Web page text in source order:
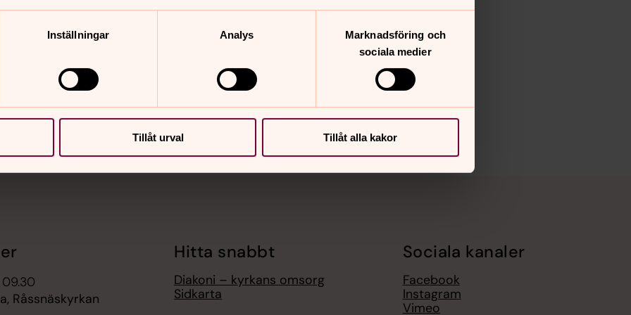
Inställningar Analys
Marknadsföring och
sociala medier
Tillåt urval Tillåt alla kakor
Råssnäskyrkan
Hitta snabbt
Diakoni – kyrkans omsorg
Sidkarta
Sociala kanaler
Facebook
Instagram
Vimeo